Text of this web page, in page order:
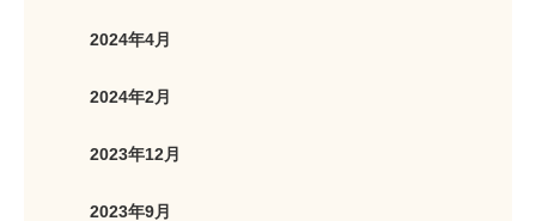
2024年4月
2024年2月
2023年12月
2023年9月